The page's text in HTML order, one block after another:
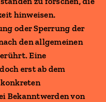
hinweisen.
oder Sperrung der
den allgemeinen
Eine
erst ab dem
Bekanntwerden von